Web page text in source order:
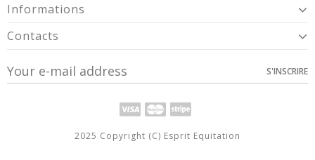
Informations
Contacts
2025 Copyright (C) Esprit Equitation
S'INSCRIRE